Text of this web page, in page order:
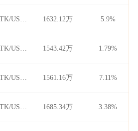
1632.12万 5.9%
1543.42万 1.79%
1561.16万 7.11%
1685.34万 3.38%